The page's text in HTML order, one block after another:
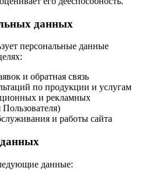
данных
персональные данные
и обратная связь
по продукции и услугам
и рекламных
Пользователя)
и работы сайта
данные: